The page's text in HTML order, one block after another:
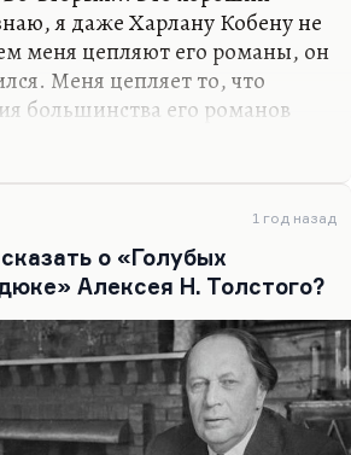
я даже Харлану Кобену не
меня цепляют его романы, он
Меня цепляет то, что
большинства его романов
или внезапное исчезновение
на стоянке
был, куда его родители
истории с тайнами, но,
одна из самых больших
в разные сроки, такой
механизм растения... Люди
1 год назад
о «Голубых
Алексея Н. Толстого?